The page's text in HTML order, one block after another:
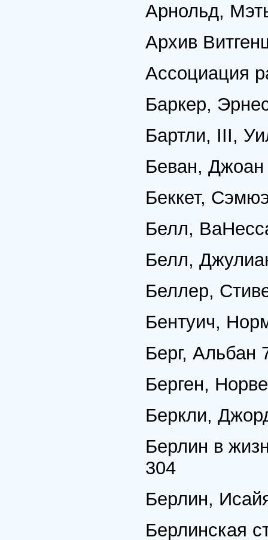
Арнольд,
Архив
Ассоциация
Баркер,
Бартли, III,
Беван, Джоан
Беккет,
Белл,
Белл,
Беллер,
Бентуич,
Берг, Альбан
Берген,
Беркли,
Берлин в
304
Берлин,
Берлинская